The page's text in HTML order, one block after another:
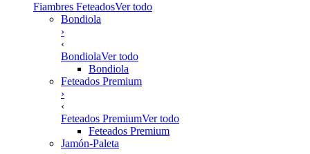
Fiambres FeteadosVer todo
Bondiola
›
‹
BondiolaVer todo
Bondiola
Feteados Premium
›
‹
Feteados PremiumVer todo
Feteados Premium
Jamón-Paleta